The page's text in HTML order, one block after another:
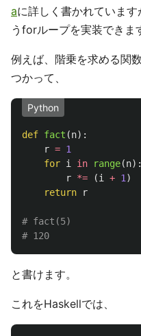
aに詳しく書かれていま
うforループを実装できま
例えば、階乗を求める関数
つかって、
Python
def fact (n):
r = 1
for i in range(n):
r *= (i + 1 )
return
r
# fact(5)
と書けます。
これをHaskellでは、